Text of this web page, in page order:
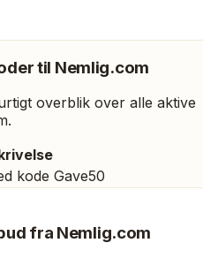
til Nemlig.com
overblik over alle aktive
.
kode Gave50
fra Nemlig.com